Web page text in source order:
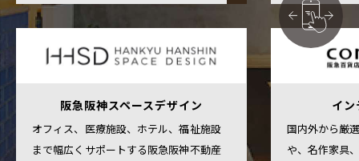
阪急阪神スペースデザイン
オフィス、医療施設、ホテル、福祉施設
まで幅広くサポートする阪急阪神不動産
イ
国内外から厳
や、名作家具